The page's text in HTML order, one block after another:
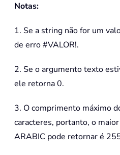
Notas:
1. Se a string não for um
de erro #VALOR!.
2. Se o argumento texto
ele retorna 0.
3. O comprimento máximo
caracteres, portanto, o
ARABIC pode retornar é